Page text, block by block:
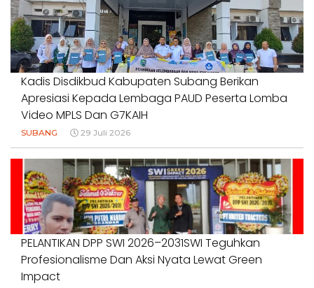
1 Agustus 2026
Kadis Disdikbud Kabupaten Subang Berikan
Apresiasi Kepada Lembaga PAUD Peserta Lomba
Video MPLS Dan G7KAIH
SUBANG 29 Juli 2026
PELANTIKAN DPP SWI 2026–2031SWI Teguhkan
Profesionalisme Dan Aksi Nyata Lewat Green
Impact